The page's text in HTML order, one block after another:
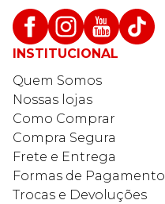
INSTITUCIONAL
Quem Somos
Nossas lojas
Como Comprar
Compra Segura
Frete e Entrega
Formas de Pagamento
Trocas e Devoluções